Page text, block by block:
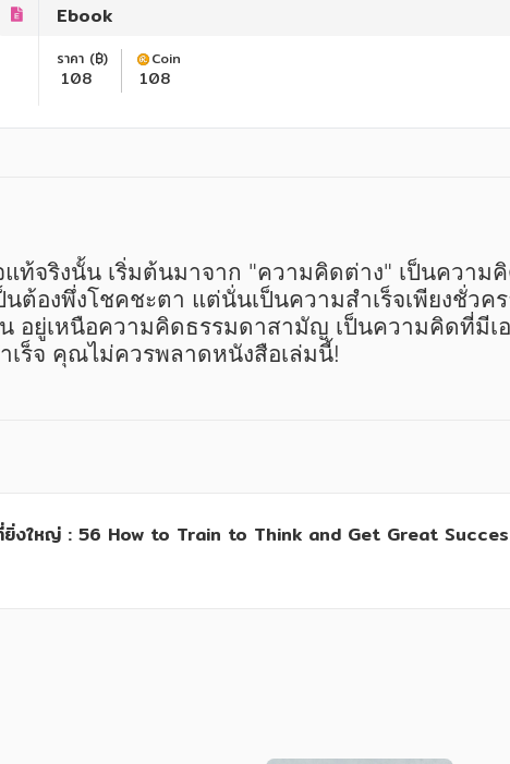
Ebook
ราคา (฿)
108
Coin
108
ต้องพึ่งโชคชะตา แต่นั่นเป็นความสำเร็จเพียงชั่วค
อยู่เหนือความคิดธรรมดาสามัญ เป็นความคิดที่มี
ร็จ คุณไม่ควรพลาดหนังสือเล่มนี้!
ที่ยิ่งใหญ่ : 56 How to Train to Think and Get Great Succes